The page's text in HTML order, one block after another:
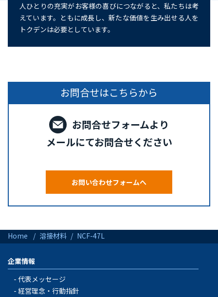
人ひとりの充実がお客様の喜びにつながると、私たちは考
えています。ともに成長し、新たな価値を生み出せる人を
トクデンは必要としています。
お問合せはこちらから
お問合せフォームより
メールにてお問合せください
お問い合わせフォームへ
Home 溶接材料 NCF-47L
企業情報
代表メッセージ
経営理念・行動指針